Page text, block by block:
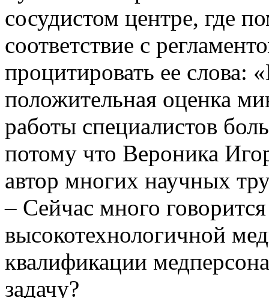
сосудистом центре, где
соответствие с
процитировать ее слова:
положительная оценка
работы специалистов
потому что Вероника
автор многих научных
– Сейчас много
высокотехнологичной
квалификации
задачу?